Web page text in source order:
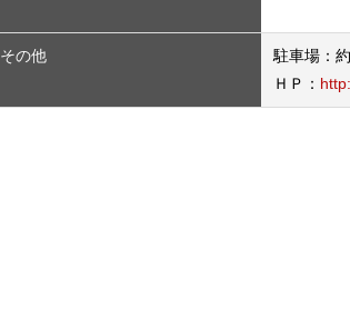
その他
駐車場：
ＨＰ：